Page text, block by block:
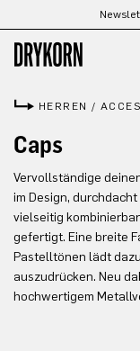
Zum Hauptinhalt
HERREN /
Caps
Vervollständige
im Design,
vielseitig
gefertigt. Eine breite
Pastelltönen lädt
auszudrücken. Neu
hochwertigem